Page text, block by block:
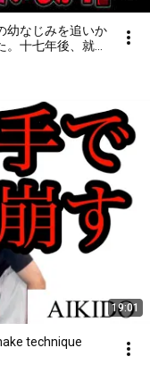
幼なじみを追いか
十七年後、就職
微笑んだ。「妻
19:01
technique